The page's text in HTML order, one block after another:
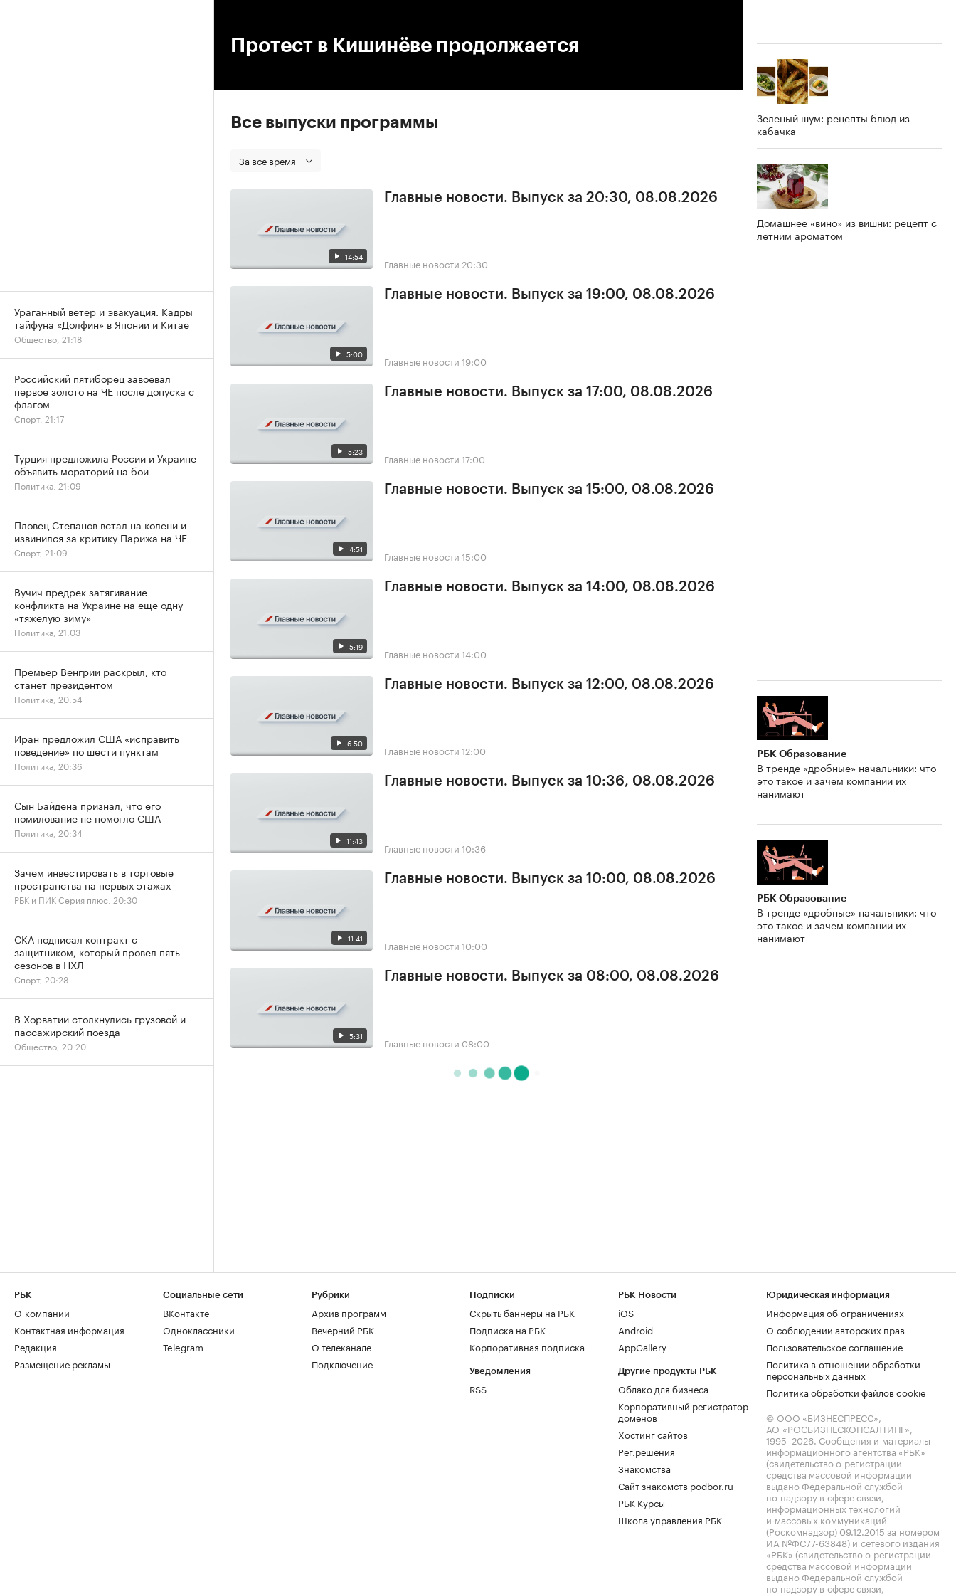
Протест в Кишинёве продолжается
Все выпуски программы
За все время
14:54
Главные новости. Выпуск за 20:30, 08.08.2026
Главные новости 20:30
5:00
Главные новости. Выпуск за 19:00, 08.08.2026
Главные новости 19:00
5:23
Главные новости. Выпуск за 17:00, 08.08.2026
Главные новости 17:00
4:51
Главные новости. Выпуск за 15:00, 08.08.2026
Главные новости 15:00
5:19
Главные новости. Выпуск за 14:00, 08.08.2026
Главные новости 14:00
6:50
Главные новости. Выпуск за 12:00, 08.08.2026
Главные новости 12:00
11:43
Главные новости. Выпуск за 10:36, 08.08.2026
Главные новости 10:36
11:41
Главные новости. Выпуск за 10:00, 08.08.2026
Главные новости 10:00
5:31
Главные новости. Выпуск за 08:00, 08.08.2026
Главные новости 08:00
Зеленый шум: рецепты блюд из
кабачка
Домашнее «вино» из вишни: рецепт с
летним ароматом
РБК Образование
В тренде «дробные» начальники: что
это такое и зачем компании их
нанимают
РБК Образование
В тренде «дробные» начальники: что
это такое и зачем компании их
нанимают
Ураганный ветер и эвакуация. Кадры
тайфуна «Долфин» в Японии и Китае
Общество, 21:18
Российский пятиборец завоевал
первое золото на ЧЕ после допуска с
флагом
Спорт, 21:17
Турция предложила России и Украине
объявить мораторий на бои
Политика, 21:09
Пловец Степанов встал на колени и
извинился за критику Парижа на ЧЕ
Спорт, 21:09
Вучич предрек затягивание
конфликта на Украине на еще одну
«тяжелую зиму»
Политика, 21:03
Премьер Венгрии раскрыл, кто
станет президентом
Политика, 20:54
Иран предложил США «исправить
поведение» по шести пунктам
Политика, 20:36
Сын Байдена признал, что его
помилование не помогло США
Политика, 20:34
Зачем инвестировать в торговые
пространства на первых этажах
РБК и ПИК Серия плюс, 20:30
СКА подписал контракт с
защитником, который провел пять
сезонов в НХЛ
Спорт, 20:28
В Хорватии столкнулись грузовой и
пассажирский поезда
Общество, 20:20
РБК
О компании
Контактная информация
Редакция
Размещение рекламы
Социальные сети
ВКонтакте
Одноклассники
Telegram
Рубрики
Архив программ
Вечерний РБК
О телеканале
Подключение
Подписки
Скрыть баннеры на РБК
Подписка на РБК
Корпоративная подписка
Уведомления
RSS
РБК Новости
iOS
Android
AppGallery
Другие продукты РБК
Облако для бизнеса
Корпоративный регистратор
доменов
Хостинг сайтов
Рег.решения
Знакомства
Сайт знакомств podbor.ru
РБК Курсы
Школа управления РБК
Юридическая информация
Информация об ограничениях
О соблюдении авторских прав
Пользовательское соглашение
Политика в отношении обработки
персональных данных
Политика обработки файлов cookie
© ООО «БИЗНЕСПРЕСС»,
АО «РОСБИЗНЕСКОНСАЛТИНГ»,
1995–2026. Сообщения и материалы
информационного агентства «РБК»
(свидетельство о регистрации
средства массовой информации
выдано Федеральной службой
по надзору в сфере связи,
информационных технологий
и массовых коммуникаций
(Роскомнадзор) 09.12.2015 за номером
ИА №ФС77-63848) и сетевого издания
«РБК» (свидетельство о регистрации
средства массовой информации
выдано Федеральной службой
по надзору в сфере связи,